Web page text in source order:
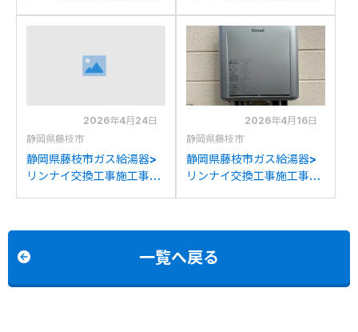
V2000SAGからノーリツ
K242SAWからリンナイ
RUF-K2406SAW(A)への
交換
2026年4月24日
静岡県藤枝市
静岡県藤枝市ガス給湯器>
リンナイ交換工事施工事
2026年4月16日
静岡県藤枝市
静岡県藤枝市ガス給湯器>
リンナイ交換工事施工事
一覧へ戻る